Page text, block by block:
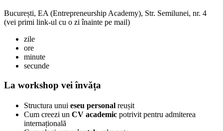
București, EA (Entrepreneurship Academy), Str. Semilunei, nr. 4
(vei primi link-ul cu o zi înainte pe mail)
zile
ore
minute
secunde
La workshop vei învăța
Structura unui eseu personal reușit
Cum creezi un CV academic potrivit pentru admiterea
internațională